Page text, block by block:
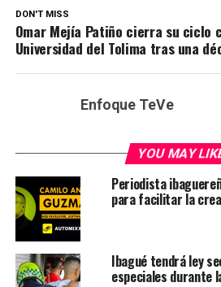
DON'T MISS
Omar Mejía Patiño cierra su ciclo
Universidad del Tolima tras una
Enfoque TeVe
YOU MAY
Periodista
para facilitar la
Ibagué tendrá ley
especiales durante